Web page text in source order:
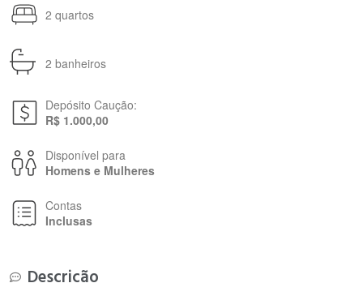
2 quartos
2 banheiros
Depósito Caução:
R$ 1.000,00
Disponível para
Homens e Mulheres
Contas
Inclusas
Descrição